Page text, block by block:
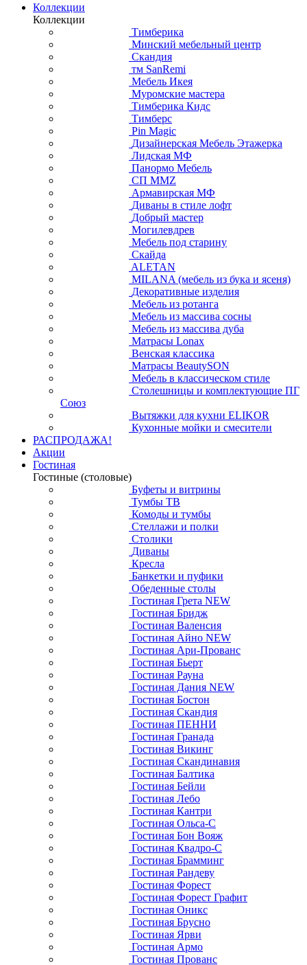
Коллекции
Коллекции
Тимберика
Минский мебельный центр
Скандия
тм SanRemi
Мебель Икея
Муромские мастера
Тимберика Кидс
Тимберс
Pin Magic
Дизайнерская Мебель Этажерка
Лидская МФ
Панормо Мебель
СП ММZ
Армавирская МФ
Диваны в стиле лофт
Добрый мастер
Могилевдрев
Мебель под старину
Скайда
ALETAN
MILANA (мебель из бука и ясеня)
Декоративные изделия
Мебель из ротанга
Мебель из массива сосны
Мебель из массива дуба
Матрасы Lonax
Венская классика
Матрасы BeautySON
Мебель в классическом стиле
Столешницы и комплектующие ПГ
Союз
Вытяжки для кухни ELIKOR
Кухонные мойки и смесители
РАСПРОДАЖА!
Акции
Гостиная
Гостиные (столовые)
Буфеты и витрины
Тумбы ТВ
Комоды и тумбы
Стеллажи и полки
Столики
Диваны
Кресла
Банкетки и пуфики
Обеденные столы
Гостиная Грета NEW
Гостиная Бридж
Гостиная Валенсия
Гостиная Айно NEW
Гостиная Ари-Прованс
Гостиная Бьерт
Гостиная Рауна
Гостиная Дания NEW
Гостиная Бостон
Гостиная Скандия
Гостиная ПЕННИ
Гостиная Гранада
Гостиная Викинг
Гостиная Скандинавия
Гостиная Балтика
Гостиная Бейли
Гостиная Лебо
Гостиная Кантри
Гостиная Ольса-С
Гостиная Бон Вояж
Гостиная Квадро-С
Гостиная Брамминг
Гостиная Рандеву
Гостиная Форест
Гостиная Форест Графит
Гостиная Оникс
Гостиная Брусно
Гостиная Ярви
Гостиная Армо
Гостиная Прованс